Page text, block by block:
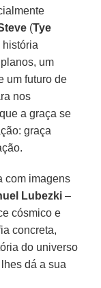
(Tye
história
um
um futuro de
nos
a graça se
graça
com imagens
Lubezki –
cósmico e
concreta,
do universo
dá a sua